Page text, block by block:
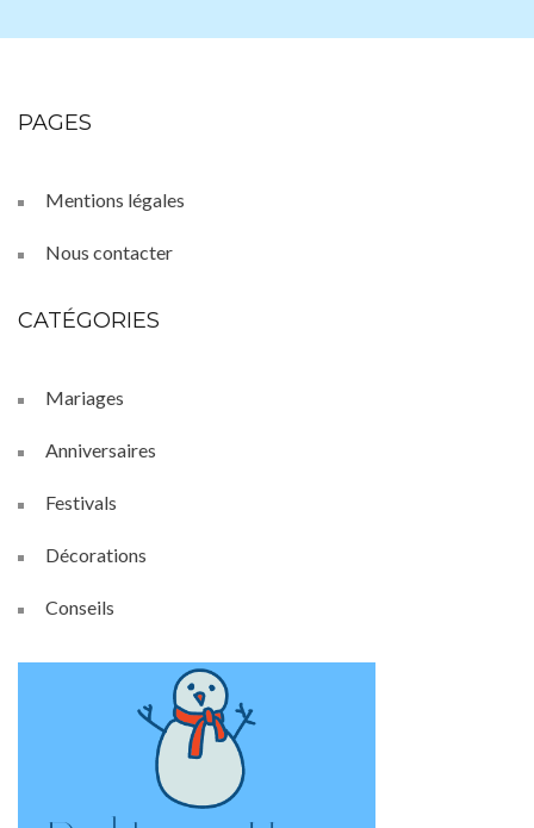
PAGES
Mentions légales
Nous contacter
CATÉGORIES
Mariages
Anniversaires
Festivals
Décorations
Conseils